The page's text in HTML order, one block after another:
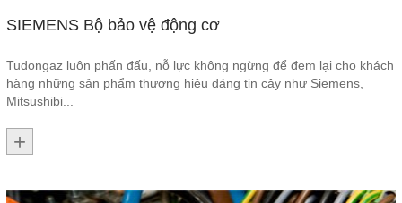
SIEMENS Bộ bảo vệ động cơ
Tudongaz luôn phấn đấu, nỗ lực không ngừng để đem lại cho khách
hàng những sản phẩm thương hiệu đáng tin cậy như Siemens,
Mitsushibi...